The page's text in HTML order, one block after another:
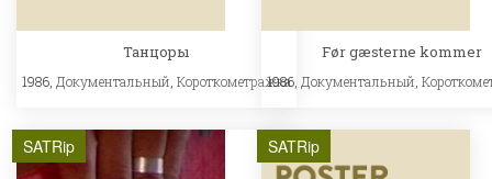
Танцоры
1986, Документальный Короткометражка
Før gæsterne kommer
1986, Документальный ,
SATRip SATRip